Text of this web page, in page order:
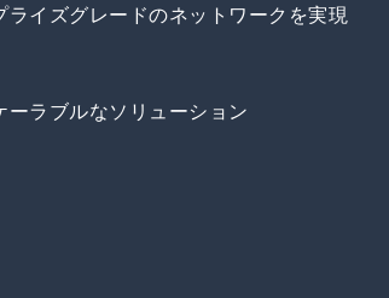
イズグレードのネットワークを実現
ラブルなソリューション